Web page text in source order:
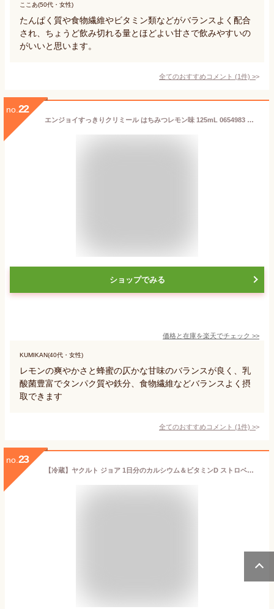
ここあ(50代・女性)
たんぱく質や食物繊維やビタミン類などがバランスよく配合
され、ちょうど飲み切れる量とほどよい甘さで飲みやすいの
がいいと思います。
全てのおすすめコメント (1件) >
no. 22
エンジョイすっきりクリミール はちみつレモン味 125mL 0654983 クリニコ栄養補助飲料 エンジョイシリーズ 飲料 ドリンク 栄養補給 脂質ゼロ シールド乳酸菌 食品 シニア 高齢者 介護用品
ショップでみる
価格と在庫を楽天でチェック >>
KUMIKAN(40代・女性)
レモンの爽やかさと蜂蜜の仄かな甘味のバランスが良く、乳
酸菌豊富でタンパク質や鉄分、食物繊維などバランスよく摂
取できます
全てのおすすめコメント (1件) >
no. 23
【冷蔵】ヤクルト ジョア 1日分のカルシウム＆ビタミンD ストロベリー 125mlx10本